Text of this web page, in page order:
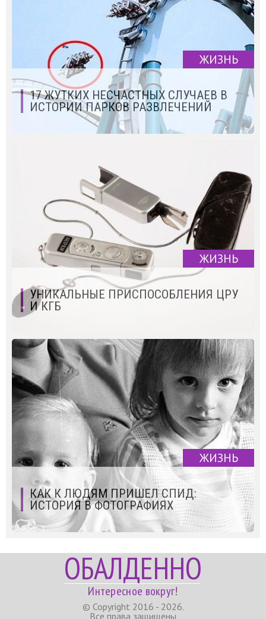
ЖИЗНЬ
17 ЖУТКИХ НЕСЧАСТНЫХ СЛУЧАЕВ В
ИСТОРИИ ПАРКОВ РАЗВЛЕЧЕНИЙ
ЖИЗНЬ
УНИКАЛЬНЫЕ ПРИСПОСОБЛЕНИЯ ЦРУ
И КГБ
ЖИЗНЬ
КАК К ЛЮДЯМ ПРИШЕЛ СПИД:
ИСТОРИЯ В ФОТОГРАФИЯХ
ОБАЛДЕННО
Интересное вокруг!
© Copyright 2016 - 2026.
Все права защищены